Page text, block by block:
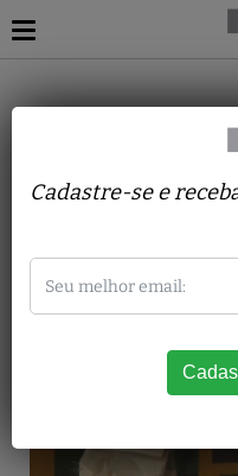
Composição
Cadastre-se e